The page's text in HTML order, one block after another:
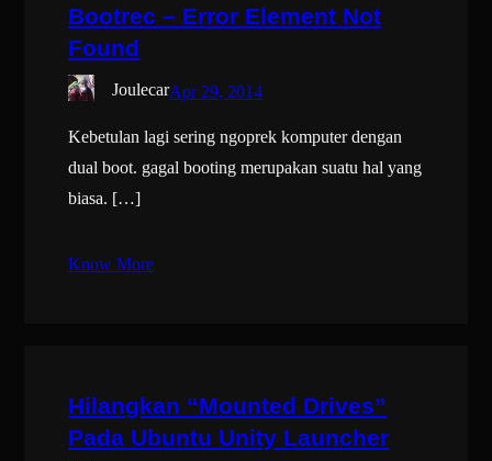
Bootrec – Error Element Not
Found
JoulecarApr 29, 2014
Kebetulan lagi sering ngoprek komputer dengan
dual boot. gagal booting merupakan suatu hal yang
biasa. […]
Know More
Hilangkan “Mounted Drives”
Pada Ubuntu Unity Launcher